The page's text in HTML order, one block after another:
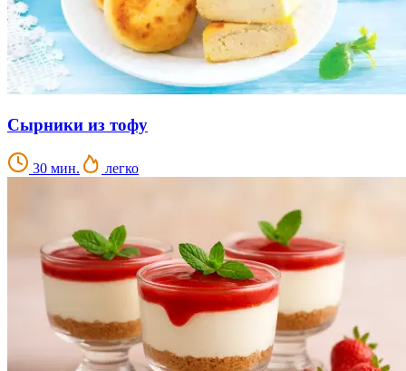
Сырники из тофу
30 мин. легко